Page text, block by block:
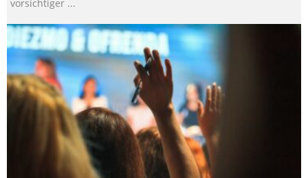
vorsichtiger ...